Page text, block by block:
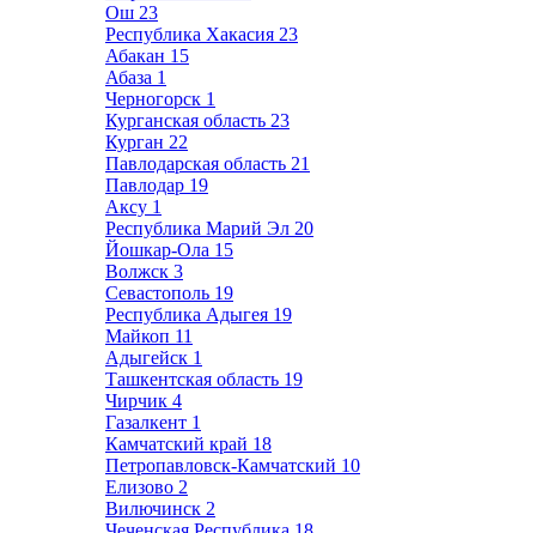
Ош 23
Республика Хакасия 23
Абакан 15
Абаза 1
Черногорск 1
Курганская область 23
Курган 22
Павлодарская область 21
Павлодар 19
Аксу 1
Республика Марий Эл 20
Йошкар-Ола 15
Волжск 3
Севастополь 19
Республика Адыгея 19
Майкоп 11
Адыгейск 1
Ташкентская область 19
Чирчик 4
Газалкент 1
Камчатский край 18
Петропавловск-Камчатский 10
Елизово 2
Вилючинск 2